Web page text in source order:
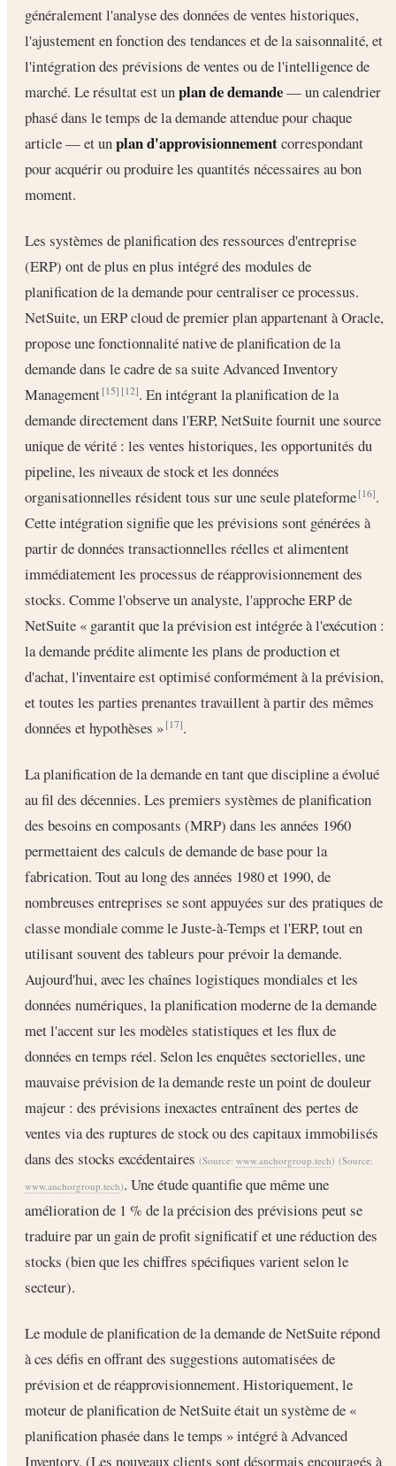
généralement l'analyse des données de ventes historiques,
l'ajustement en fonction des tendances et de la saisonnalité, et
l'intégration des prévisions de ventes ou de l'intelligence de
marché. Le résultat est unplan de demande— un calendrier
phasé dans le temps de la demande attendue pour chaque
article — et unplan d'approvisionnementcorrespondant
pour acquérir ou produire les quantités nécessaires au bon
moment.
Les systèmes de planification des ressources d'entreprise
(ERP) ont de plus en plus intégré des modules de
planification de la demande pour centraliser ce processus.
NetSuite, un ERP cloud de premier plan appartenant à Oracle,
propose une fonctionnalité native de planification de la
demande dans le cadre de sa suite Advanced Inventory
Management[15] [12]. En intégrant la planification de la
demande directement dans l'ERP, NetSuite fournit une source
unique de vérité : les ventes historiques, les opportunités du
pipeline, les niveaux de stock et les données
organisationnelles résident tous sur une seule plateforme[16].
Cette intégration signifie que les prévisions sont générées à
partir de données transactionnelles réelles et alimentent
immédiatement les processus de réapprovisionnement des
stocks. Comme l'observe un analyste, l'approche ERP de
NetSuite « garantit que la prévision est intégrée à l'exécution :
la demande prédite alimente les plans de production et
d'achat, l'inventaire est optimisé conformément à la prévision,
et toutes les parties prenantes travaillent à partir des mêmes
données et hypothèses »[17].
La planification de la demande en tant que discipline a évolué
au fil des décennies. Les premiers systèmes de planification
des besoins en composants (MRP) dans les années 1960
permettaient des calculs de demande de base pour la
fabrication. Tout au long des années 1980 et 1990, de
nombreuses entreprises se sont appuyées sur des pratiques de
classe mondiale comme le Juste-à-Temps et l'ERP, tout en
utilisant souvent des tableurs pour prévoir la demande.
Aujourd'hui, avec les chaînes logistiques mondiales et les
données numériques, la planification moderne de la demande
met l'accent sur les modèles statistiques et les flux de
données en temps réel. Selon les enquêtes sectorielles, une
mauvaise prévision de la demande reste un point de douleur
majeur : des prévisions inexactes entraînent des pertes de
ventes via des ruptures de stock ou des capitaux immobilisés
dans des stocks excédentaires (Source: www.anchorgroup.tech) (Source:
www.anchorgroup.tech). Une étude quantifie que même une
amélioration de 1 % de la précision des prévisions peut se
traduire par un gain de profit significatif et une réduction des
stocks (bien que les chiffres spécifiques varient selon le
secteur).
Le module de planification de la demande de NetSuite répond
à ces défis en offrant des suggestions automatisées de
prévision et de réapprovisionnement. Historiquement, le
moteur de planification de NetSuite était un système de «
planification phasée dans le temps » intégré à Advanced
Inventory. (Les nouveaux clients sont désormais encouragés à